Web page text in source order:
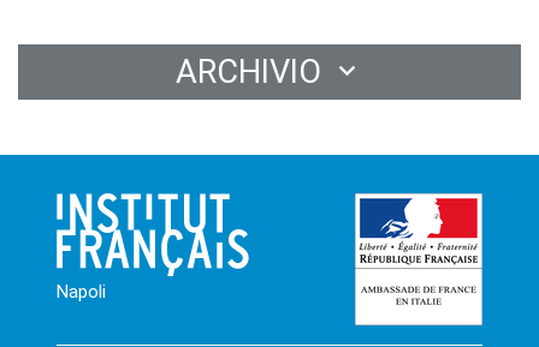
ARCHIVIO
Napoli